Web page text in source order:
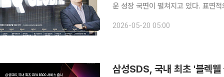
운 성장 국면이 펼쳐지고 있다. 표면
에서 소부장은 기술 한계를 돌파하는
2026-05-20 05:00
삼성SDS, 국내 최초 '블렉